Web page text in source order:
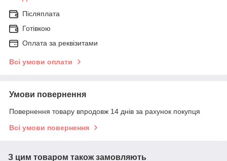
Післяплата
Готівкою
Оплата за реквізитами
Всі умови оплати
Умови повернення
Повернення товару впродовж 14 днів за рахунок покупця
Всі умови повернення
З цим товаром також замовляють